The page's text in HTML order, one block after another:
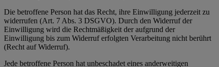
Die betroffene Person hat das Recht, ihre Einwilligung jederzeit zu
widerrufen (Art. 7 Abs. 3 DSGVO). Durch den Widerruf der
Einwilligung wird die Rechtmäßigkeit der aufgrund der
Einwilligung bis zum Widerruf erfolgten Verarbeitung nicht berührt
(Recht auf Widerruf).
Jede betroffene Person hat unbeschadet eines anderweitigen